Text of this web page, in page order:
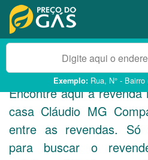
Exemplo: Rua, N° -
Encontre aqui a
casa Cláudio MG
entre as revendas. Só
para buscar o